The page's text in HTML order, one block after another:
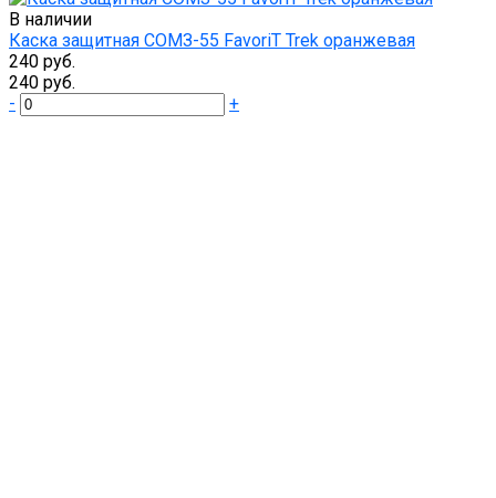
В наличии
Каска защитная СОМЗ-55 FavoriT Trek оранжевая
240 руб.
240 руб.
-
+